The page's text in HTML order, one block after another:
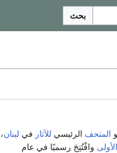
بحث
المتحف الرئيسي للآثار في لبنان،
وافْتُتِحَ رسميًا في عام